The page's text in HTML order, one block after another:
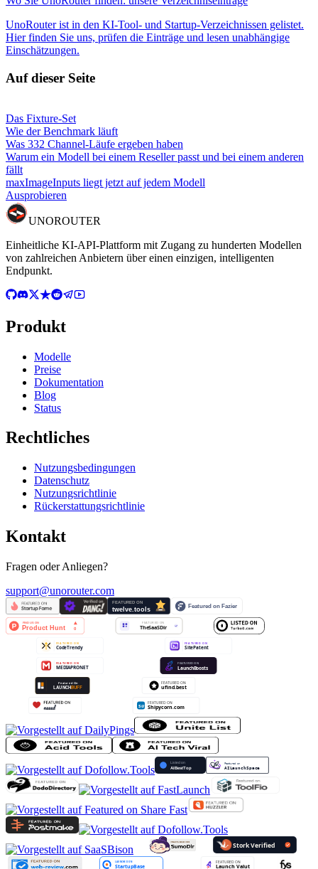
UnoRouter ist in den KI-Tool- und Startup-Verzeichnissen gelistet.
Hier finden Sie uns, prüfen die Einträge und lesen unabhängige
Einschätzungen.
Auf dieser Seite
Das Fixture-Set
Wie der Benchmark läuft
Was 332 Channel-Läufe ergeben haben
Warum ein Modell bei einem Reseller passt und bei einem anderen
fällt
maxImageInputs liegt jetzt auf jedem Modell
Ausprobieren
UNOROUTER
Einheitliche KI-API-Plattform mit Zugang zu hunderten Modellen
von zahlreichen Anbietern über einen einzigen, intelligenten
Endpunkt.
Produkt
Modelle
Preise
Dokumentation
Blog
Status
Rechtliches
Nutzungsbedingungen
Datenschutz
Nutzungsrichtlinie
Rückerstattungsrichtlinie
Kontakt
Fragen oder Anliegen?
support@unorouter.com